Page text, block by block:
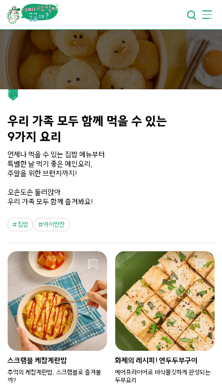
요리가건강해지는 부엌
요리가 쉬워지는부엌
우리 가족 모두 함께 먹을 수 있는
9가지 요리
언제나 먹을 수 있는 집밥 메뉴부터
특별한 날 먹기 좋은 메인요리,
주말을 위한 브런치까지!
오손도손 둘러앉아
우리 가족 모두 함께 즐겨봐요!
집밥 아이반찬
스크램블 케찹계란밥
추억의 케찹계란밥, 스크램블로 즐겨볼
까?
화제의 레시피! 연두두부구이
에어프라이어로 바삭쫄깃하게 완성되는
두부요리